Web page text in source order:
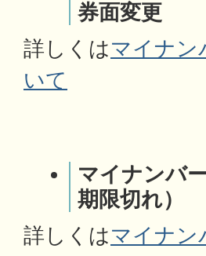
券面変更
詳しくはマイナン
いて
マイナンバ
期限切れ）
詳しくはマイナン